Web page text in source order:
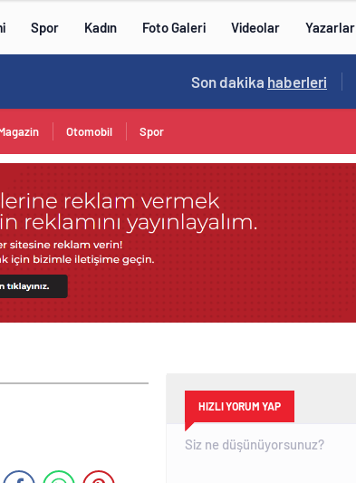
Spor Kadın Foto Galeri Videolar Yazarlar
Son dakika haberleri
Otomobil Spor
HIZLI YORUM YAP